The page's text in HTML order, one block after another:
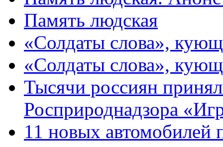
Память людская
«Солдаты слова»,
«Солдаты слова»,
Тысячи россиян
Росприроднадзора
11 новых автомобилей